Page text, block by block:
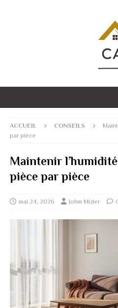
ACCUEIL CONSEILS
par pièce
Maintenir
pièce par pièce
mai 24, 2026 Johm Mizier